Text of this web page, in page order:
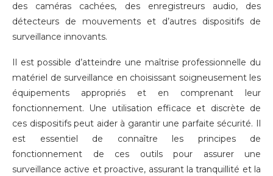
des caméras cachées, des enregistreurs audio, des
détecteurs de mouvements et d’autres dispositifs de
surveillance innovants.
Il est possible d’atteindre une maîtrise professionnelle du
matériel de surveillance en choisissant soigneusement les
équipements appropriés et en comprenant leur
fonctionnement. Une utilisation efficace et discrète de
ces dispositifs peut aider à garantir une parfaite sécurité. Il
est essentiel de connaître les principes de
fonctionnement de ces outils pour assurer une
surveillance active et proactive, assurant la tranquillité et la